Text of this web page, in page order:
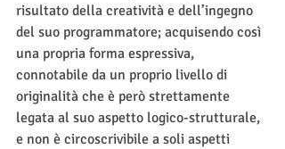
risultato della creatività e dell’ingegno
del suo programmatore; acquisendo così
una propria forma espressiva,
connotabile da un proprio livello di
originalità che è però strettamente
legata al suo aspetto logico-strutturale,
e non è circoscrivibile a soli aspetti